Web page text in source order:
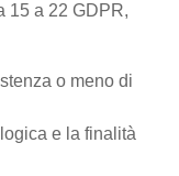
15 a 22 GDPR,
o meno di
e la finalità